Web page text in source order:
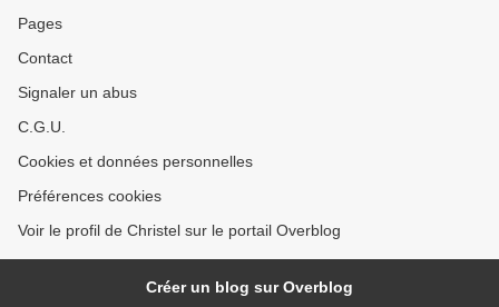
Pages
Contact
Signaler un abus
C.G.U.
Cookies et données personnelles
Préférences cookies
Voir le profil de Christel sur le portail Overblog
Créer un blog sur Overblog